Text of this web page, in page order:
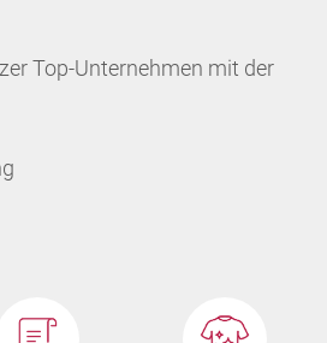
Top-Unternehmen mit der